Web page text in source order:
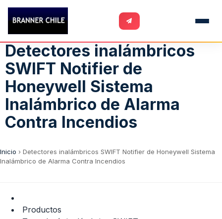
Detectores inalámbricos
SWIFT Notifier de
Honeywell Sistema
Inalámbrico de Alarma
Contra Incendios
Inicio › Detectores inalámbricos SWIFT Notifier de Honeywell Sistema
Inalámbrico de Alarma Contra Incendios
Productos